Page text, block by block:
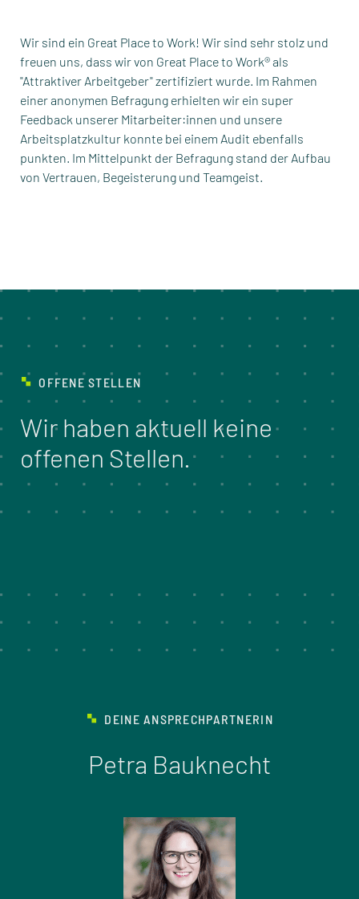
Wir sind ein Great Place to Work! Wir sind sehr stolz und
freuen uns, dass wir von Great Place to Work® als
"Attraktiver Arbeitgeber" zertifiziert wurde. Im Rahmen
einer anonymen Befragung erhielten wir ein super
Feedback unserer Mitarbeiter:innen und unsere
Arbeitsplatzkultur konnte bei einem Audit ebenfalls
punkten. Im Mittelpunkt der Befragung stand der Aufbau
von Vertrauen, Begeisterung und Teamgeist.
OFFENE STELLEN
Wir haben aktuell keine
offenen Stellen.
DEINE ANSPRECHPARTNERIN
Petra Bauknecht